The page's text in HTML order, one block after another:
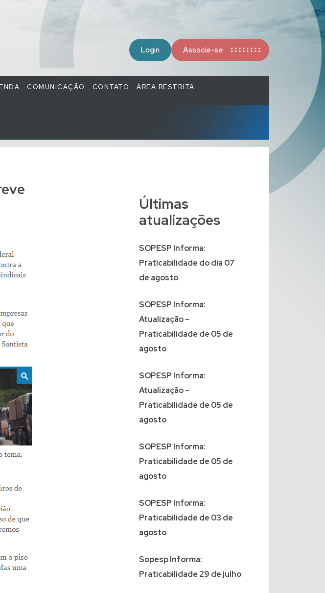
Login Associe-se
COMUNICAÇÃO CONTATO ÁREA RESTRITA
Últimas
atualizações
SOPESP Informa:
Praticabilidade do dia 07
de agosto
SOPESP Informa:
Atualização –
Praticabilidade de 05 de
agosto
SOPESP Informa:
Atualização –
Praticabilidade de 05 de
agosto
SOPESP Informa:
Praticabilidade de 05 de
agosto
SOPESP Informa:
Praticabilidade de 03 de
agosto
Sopesp Informa:
Praticabilidade 29 de julho